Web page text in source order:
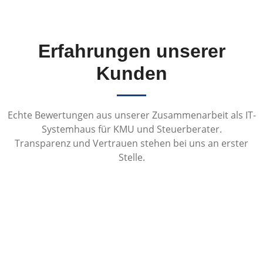
Erfahrungen unserer
Kunden
Echte Bewertungen aus unserer Zusammenarbeit als IT-
Systemhaus für KMU und Steuerberater.
Transparenz und Vertrauen stehen bei uns an erster
Stelle.